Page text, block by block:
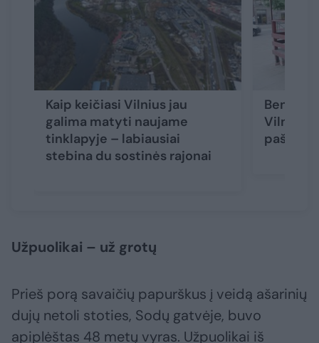
Kaip keičiasi Vilnius jau
galima matyti naujame
tinklapyje – labiausiai
stebina du sostinės rajonai
Vilniaus
Užpuolikai – už grotų
Prieš porą savaičių papurškus į veidą ašarinių
dujų netoli stoties, Sodų gatvėje, buvo
apiplėštas 48 metų vyras. Užpuolikai iš